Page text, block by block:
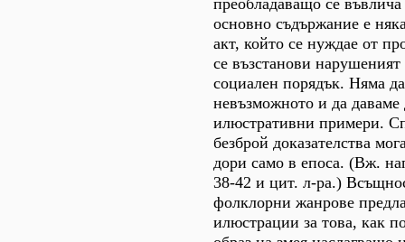
преобладаващо се
основно съдържание е
акт, който се нуждае от
се възстанови
социален порядък. Няма
невъзможното и да даваме
илюстративни примери.
безброй доказателства
дори само в епоса. (Вж.
38-42 и цит. л-ра.)
фолклорни жанрове
илюстрации за това, как